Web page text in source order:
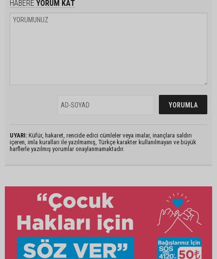
HABERE YORUM KAT
UYARI: Küfür, hakaret, rencide edici cümleler veya imalar, inançlara saldırı
içeren, imla kuralları ile yazılmamış, Türkçe karakter kullanılmayan ve büyük
harflerle yazılmış yorumlar onaylanmamaktadır.